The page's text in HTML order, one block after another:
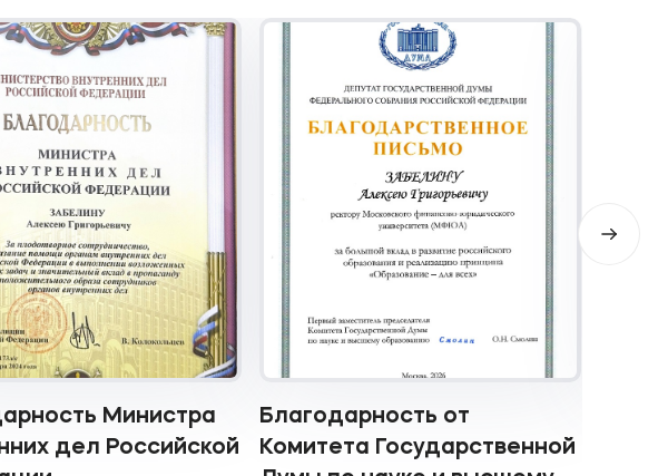
Министра
дел Российской
Благодарность от
Комитета Государственной